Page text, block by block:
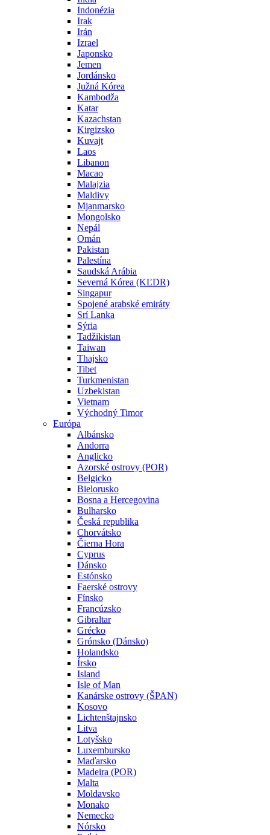
Indonézia
Irak
Irán
Izrael
Japonsko
Jemen
Jordánsko
Južná Kórea
Kambodža
Katar
Kazachstan
Kirgizsko
Kuvajt
Laos
Libanon
Macao
Malajzia
Maldivy
Mjanmarsko
Mongolsko
Nepál
Omán
Pakistan
Palestína
Saudská Arábia
Severná Kórea (KĽDR)
Singapur
Spojené arabské emiráty
Srí Lanka
Sýria
Tadžikistan
Taiwan
Thajsko
Tibet
Turkmenistan
Uzbekistan
Vietnam
Východný Timor
Európa
Albánsko
Andorra
Anglicko
Azorské ostrovy (POR)
Belgicko
Bielorusko
Bosna a Hercegovina
Bulharsko
Česká republika
Chorvátsko
Čierna Hora
Cyprus
Dánsko
Estónsko
Faerské ostrovy
Fínsko
Francúzsko
Gibraltar
Grécko
Grónsko (Dánsko)
Holandsko
Írsko
Island
Isle of Man
Kanárske ostrovy (ŠPAN)
Kosovo
Lichtenštajnsko
Litva
Lotyšsko
Luxembursko
Maďarsko
Madeira (POR)
Malta
Moldavsko
Monako
Nemecko
Nórsko